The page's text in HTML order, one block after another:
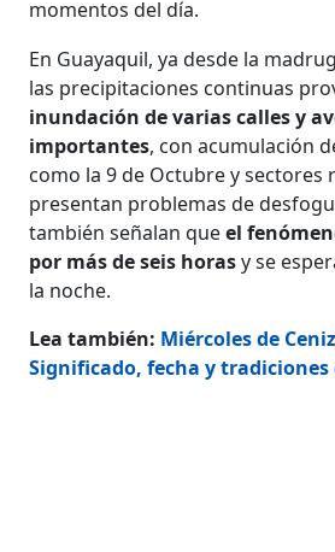
momentos del día.
En Guayaquil, ya desde la
las precipitaciones continuas
inundación de varias calles y
importantes, con acumulación
como la 9 de Octubre y sectores
presentan problemas de
también señalan queel
por más de seis horasy se
la noche.
Lea también: Miércoles de
Significado, fecha y